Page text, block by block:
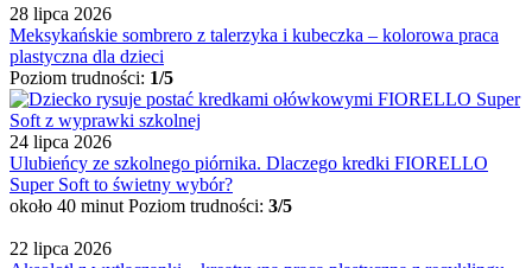
28 lipca 2026
Meksykańskie sombrero z talerzyka i kubeczka – kolorowa praca
plastyczna dla dzieci
Poziom trudności: 1/5
24 lipca 2026
Ulubieńcy ze szkolnego piórnika. Dlaczego kredki FIORELLO
Super Soft to świetny wybór?
około 40 minut Poziom trudności: 3/5
22 lipca 2026